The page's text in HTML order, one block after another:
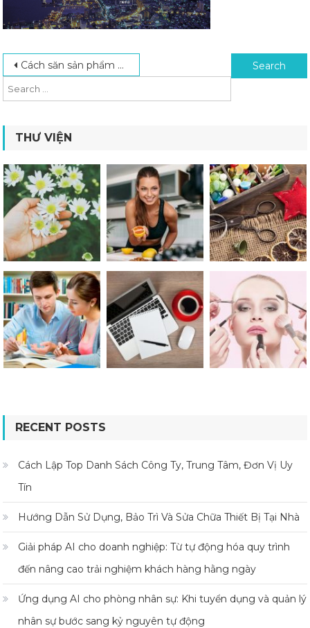
Post navigation
Cách săn sản phẩm hot trend, mua hàng trên taobao, 1688, tmall Search for:
THƯ VIỆN
RECENT POSTS
Cách Lập Top Danh Sách Công Ty, Trung Tâm, Đơn Vị Uy
Tín
Hướng Dẫn Sử Dụng, Bảo Trì Và Sửa Chữa Thiết Bị Tại Nhà
Giải pháp AI cho doanh nghiệp: Từ tự động hóa quy trình
đến nâng cao trải nghiệm khách hàng hằng ngày
Ứng dụng AI cho phòng nhân sự: Khi tuyển dụng và quản lý
nhân sự bước sang kỷ nguyên tự động